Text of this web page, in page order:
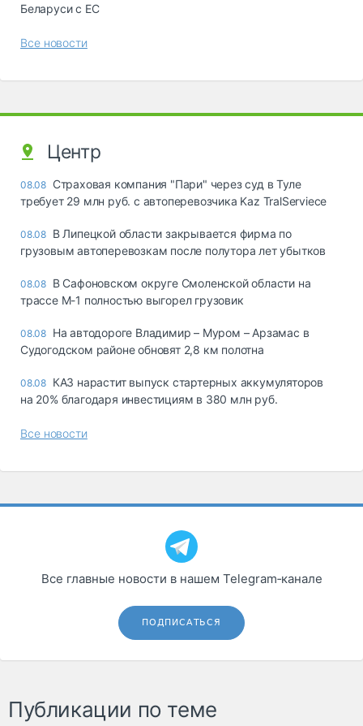
Беларуси с ЕС
Все новости
Центр
08.08 Страховая компания "Пари" через суд в Туле
требует 29 млн руб. с автоперевозчика Kaz TralServiece
08.08 В Липецкой области закрывается фирма по
грузовым автоперевозкам после полутора лет убытков
08.08 В Сафоновском округе Смоленской области на
трассе М-1 полностью выгорел грузовик
08.08 На автодороге Владимир – Муром – Арзамас в
Судогодском районе обновят 2,8 км полотна
08.08 КАЗ нарастит выпуск стартерных аккумуляторов
на 20% благодаря инвестициям в 380 млн руб.
Все новости
Все главные новости в нашем Telegram‑канале
ПОДПИСАТЬСЯ
Публикации по теме